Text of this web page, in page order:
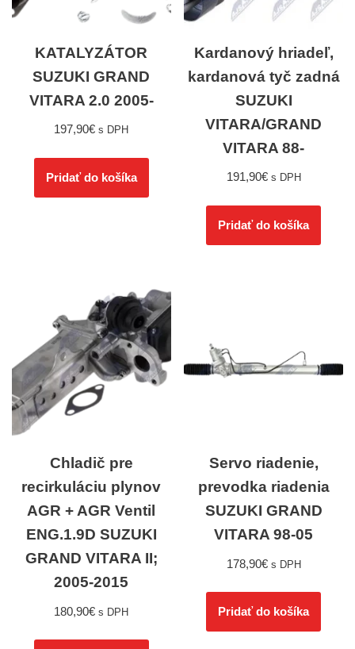
KATALYZÁTOR
SUZUKI GRAND
VITARA 2.0 2005-
197,90€ s DPH
Pridať do košíka
Kardanový hriadeľ,
kardanová tyč zadná
SUZUKI
VITARA/GRAND
VITARA 88-
191,90€ s DPH
Pridať do košíka
Chladič pre
recirkuláciu plynov
AGR + AGR Ventil
ENG.1.9D SUZUKI
GRAND VITARA II;
2005-2015
180,90€ s DPH
Servo riadenie,
prevodka riadenia
SUZUKI GRAND
VITARA 98-05
178,90€ s DPH
Pridať do košíka